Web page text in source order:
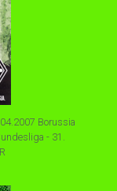
Borussia
- 31.